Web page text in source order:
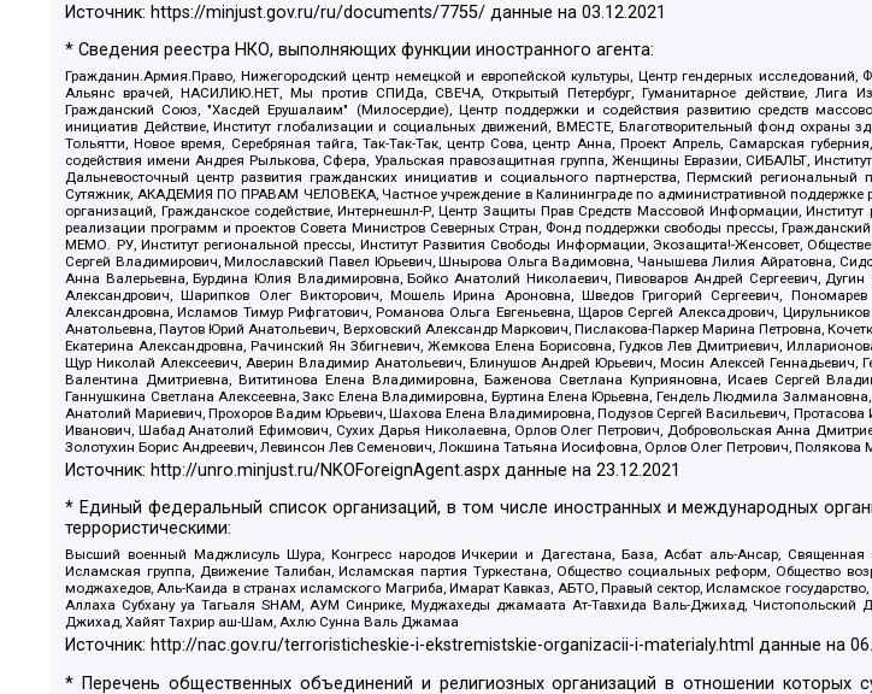
Источник: https://minjust.gov.ru/ru/documents/7755/ данные на03.12.2021
* Сведения реестра НКО, выполняющих функции иностранного агента:
Гражданин.Армия.Право, Нижегородский центр немецкой и европейской культуры, Центр гендерных
Альянс врачей, НАСИЛИЮ.НЕТ, Мы против СПИДа, СВЕЧА, Открытый Петербург, Гуманитарное действие, Лига
Гражданский Союз, "Хасдей Ерушалаим" (Милосердие), Центр поддержки и содействия развитию средств
инициатив Действие, Институт глобализации и социальных движений, ВМЕСТЕ, Благотворительный фонд
Тольятти, Новое время, Серебряная тайга, Так-Так-Так, центр Сова, центр Анна, Проект Апрель, Самарская
содействия имени Андрея Рылькова, Сфера, Уральская правозащитная группа, Женщины Евразии, СИБАЛЬТ,
Дальневосточный центр развития гражданских инициатив и социального партнерства, Пермский
Сутяжник, АКАДЕМИЯ ПО ПРАВАМ ЧЕЛОВЕКА, Частное учреждение в Калининграде по административной поддержке
организаций, Гражданское содействие, Интернешнл-Р, Центр Защиты Прав Средств Массовой Информации,
реализации программ и проектов Совета Министров Северных Стран, Фонд поддержки свободы прессы,
МЕМО. РУ, Институт региональной прессы, Институт Развития Свободы Информации, Экозащита!-Женсовет,
Сергей Владимирович, Милославский Павел Юрьевич, Шнырова Ольга Вадимовна, Чанышева Лилия Айратовна,
Анна Валерьевна, Бурдина Юлия Владимировна, Бойко Анатолий Николаевич, Пивоваров Андрей Сергеевич,
Александрович, Шарипков Олег Викторович, Мошель Ирина Ароновна, Шведов Григорий Сергеевич,
Александровна, Исламов Тимур Рифгатович, Романова Ольга Евгеньевна, Щаров Сергей Алексадрович,
Анатольевна, Паутов Юрий Анатольевич, Верховский Александр Маркович, Пислакова-Паркер Марина Петровна,
Екатерина Александровна, Рачинский Ян Збигневич, Жемкова Елена Борисовна, Гудков Лев Дмитриевич,
Щур Николай Алексеевич, Аверин Владимир Анатольевич, Блинушов Андрей Юрьевич, Мосин Алексей
Валентина Дмитриевна, Вититинова Елена Владимировна, Баженова Светлана Куприяновна, Исаев Сергей
Ганнушкина Светлана Алексеевна, Закс Елена Владимировна, Буртина Елена Юрьевна, Гендель Людмила
Анатолий Мариевич, Прохоров Вадим Юрьевич, Шахова Елена Владимировна, Подузов Сергей Васильевич,
Иванович, Шабад Анатолий Ефимович, Сухих Дарья Николаевна, Орлов Олег Петрович, Добровольская Анна
Золотухин Борис Андреевич, Левинсон Лев Семенович, Локшина Татьяна Иосифовна, Орлов Олег Петрович,
Источник: http://unro.minjust.ru/NKOForeignAgent.aspx данные на23.12.2021
* Единый федеральный список организаций, в том числе иностранных и международных
террористическими:
Высший военный Маджлисуль Шура, Конгресс народов Ичкерии и Дагестана, База, Асбат аль-Ансар, Священная
Исламская группа, Движение Талибан, Исламская партия Туркестана, Общество социальных реформ,
моджахедов, Аль-Каида в странах исламского Магриба, Имарат Кавказ, АБТО, Правый сектор, Исламское
Аллаха Субхану уа Тагьаля SHAM, АУМ Синрике, Муджахеды джамаата Ат-Тавхида Валь-Джихад, Чистопольский
Джихад, Хайят Тахрир аш-Шам, Ахлю Сунна Валь Джамаа
Источник:http://nac.gov.ru/terroristicheskie-i-ekstremistskie-organizacii-i-materialy.html данные на
* Перечень общественных объединений и религиозных организаций в отношении